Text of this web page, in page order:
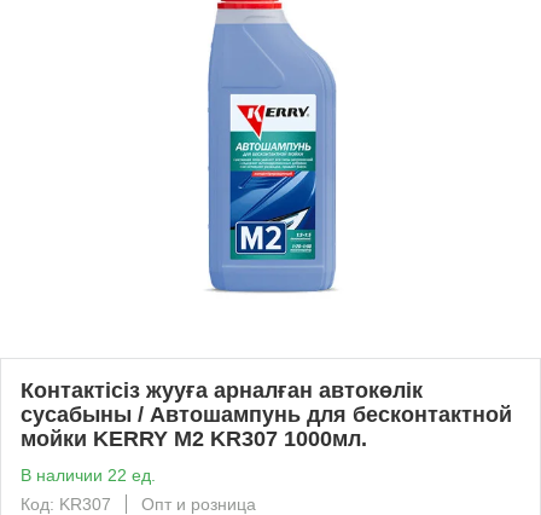
Контактісіз жууға арналған автокөлік
сусабыны / Автошампунь для бесконтактной
мойки KERRY M2 KR307 1000мл.
В наличии 22 ед.
Код: KR307
Опт и розница